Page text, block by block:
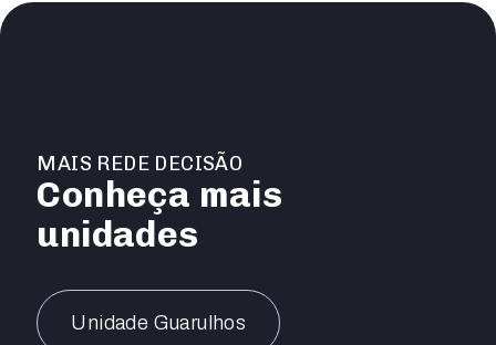
MAIS REDE DECISÃO
Conheça mais
unidades
Unidade Guarulhos